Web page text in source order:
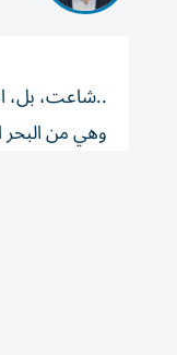
..شاعت،
وهي من البحر
إلى سرعتها،